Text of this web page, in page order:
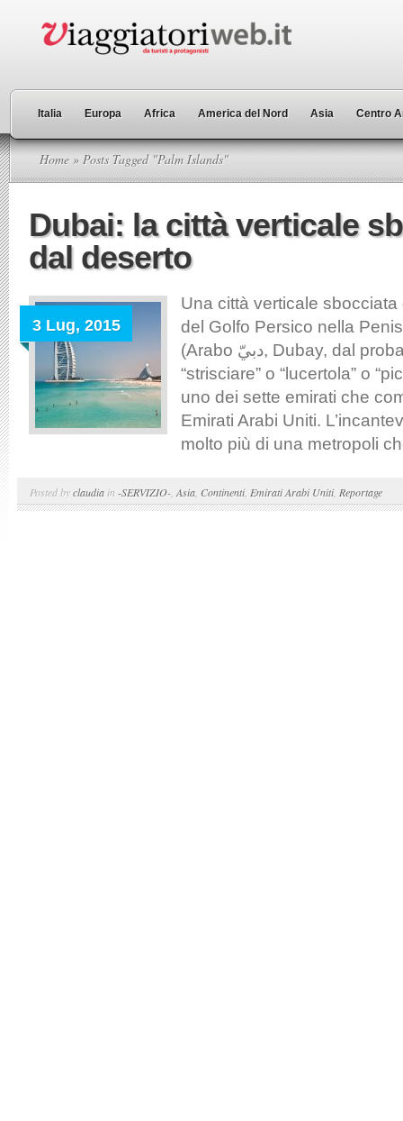
Italia Europa Africa America del Nord Asia Centro
Home » Posts Tagged "Palm Islands"
Dubai: la città verticale
dal deserto
3 Lug, 2015
Una città verticale
del Golfo Persico nella
(Arabo دبيّ, Dubay, dal probabile significato
“strisciare” o “lucertola” o
uno dei sette emirati che
Emirati Arabi Uniti.
molto più di una metropoli
Posted byclaudia in -SERVIZIO- Asia Continenti, Emirati Arabi Uniti, Reportage